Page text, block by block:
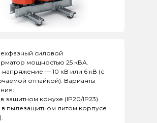
силовой
мощностью 25 кВА.
напряжение — 10 кВ или 6 кВ (с
отпайкой). Варианты
защитном кожухе (IP20/IP23).
в пылезащитном литом корпусе